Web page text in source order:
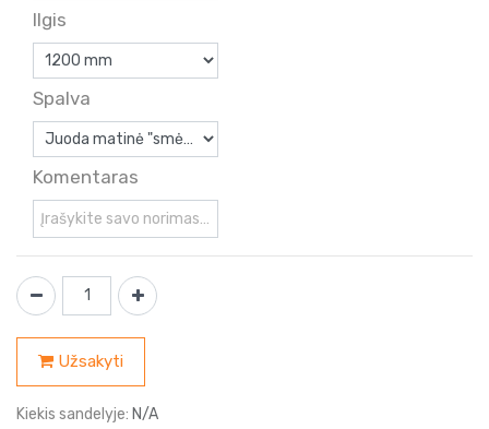
Ilgis
Spalva
Komentaras
Užsakyti
Kiekis sandelyje: N/A